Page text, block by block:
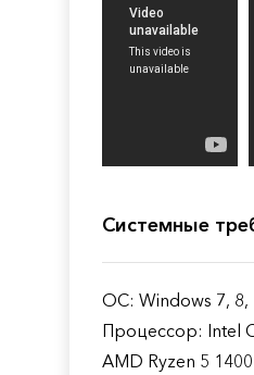
Системные
ОС: Windows 7, 8,
Процессор: Intel
AMD Ryzen 5 1400